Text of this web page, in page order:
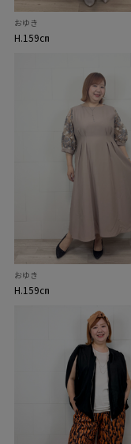
おゆき
H.159㎝
おゆき
H.159㎝